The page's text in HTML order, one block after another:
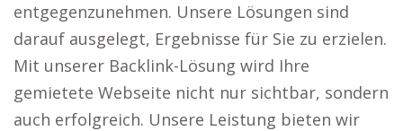
entgegenzunehmen. Unsere Lösungen sind
darauf ausgelegt, Ergebnisse für Sie zu erzielen.
Mit unserer Backlink-Lösung wird Ihre
gemietete Webseite nicht nur sichtbar, sondern
auch erfolgreich. Unsere Leistung bieten wir